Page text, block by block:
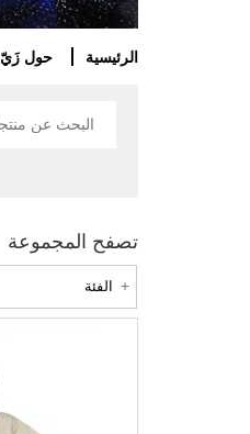
الرئيسية حول زَيّ
تصفح المجموعة
الفئة